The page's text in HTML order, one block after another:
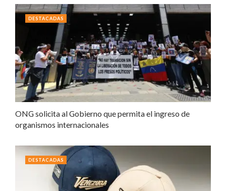
ONG solicita al Gobierno que permita el ingreso de
organismos internacionales
DESTACADAS
DESTACADAS